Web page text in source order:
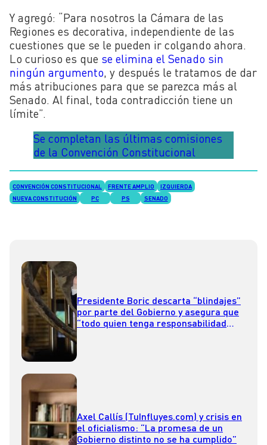
Y agregó: “Para nosotros la Cámara de las
Regiones es decorativa, independiente de las
cuestiones que se le pueden ir colgando ahora.
Lo curioso es que se elimina el Senado sin
ningún argumento, y después le tratamos de dar
más atribuciones para que se parezca más al
Senado. Al final, toda contradicción tiene un
límite”.
Se completan las últimas comisiones
de la Convención Constitucional
CONVENCIÓN CONSTITUCIONAL FRENTE AMPLIO
IZQUIERDA
NUEVA CONSTITUCIÓN
PC PS SENADO
Presidente Boric descarta “blindajes”
por parte del Gobierno y asegura que
“todo quien tenga responsabilidad
Axel Callís (TuInfluyes.com) y crisis en
el oficialismo: “La promesa de un
Gobierno distinto no se ha cumplido”